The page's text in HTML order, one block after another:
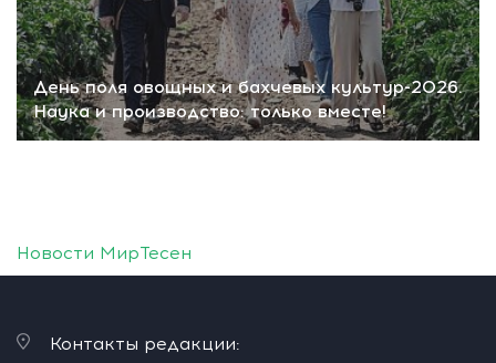
День поля овощных и бахчевых культур-2026.
Наука и производство: только вместе!
Новости МирТесен
Контакты редакции: